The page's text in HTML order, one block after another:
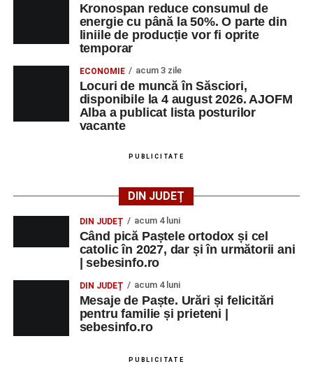
Seară cu tradiții săsești, cu participarea:
Fanfarei din Petrești;
Trupei de Dansuri Săsești;
Alexandrei Pamfilie;
Alfred Dahinten.
– Proiecție cinematografică:
de Federico Fellini și Tullio Pinelli.
MARȚI, 25 AUGUST 2026
Grădina Muzeului Municipal „Ioan
Raica” Sebeș
„Armonia artelor”– salon literar și întâlnire
cu artele plastice, organizat alături de artiști locali.
– Proiecție cinematografică:
Kronospan reduce consumul de
energie cu până la 50%. O parte din
liniile de producție vor fi oprite
temporar
ECONOMIE acum 3 zile
Locuri de muncă în Săsciori,
disponibile la 4 august 2026. AJOFM
Alba a publicat lista posturilor
vacante
PUBLICITATE
DIN JUDEȚ
DIN JUDEȚ acum 4 luni
Când pică Paștele ortodox și cel
catolic în 2027, dar și în următorii ani
| sebesinfo.ro
DIN JUDEȚ acum 4 luni
Mesaje de Paște. Urări și felicitări
pentru familie și prieteni |
sebesinfo.ro
PUBLICITATE